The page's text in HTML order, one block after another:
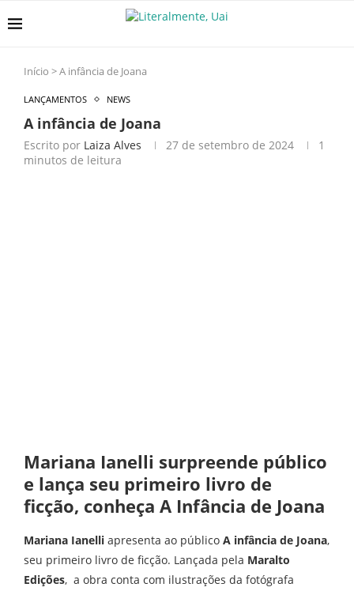
Início >A infância de Joana
LANÇAMENTOS NEWS
A infância de Joana
Escrito por Laiza Alves 27 de setembro de 2024
1
minutos de leitura
Mariana Ianelli surpreende público
e lança seu primeiro livro de
ficção, conheça A Infância de Joana
Mariana Ianelli apresenta ao público A infância de Joana,
seu primeiro livro de ficção. Lançada pela Maralto
Edições, a obra conta com ilustrações da fotógrafa